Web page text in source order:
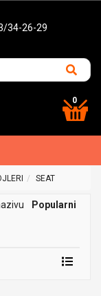
34-26-29
0
SEAT
Popularni